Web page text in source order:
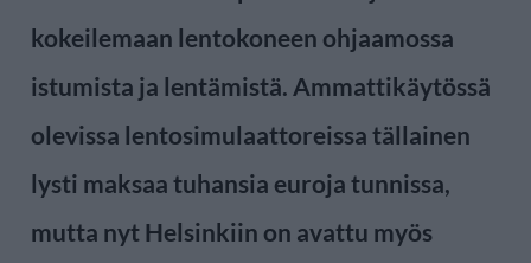
kokeilemaan lentokoneen ohjaamossa
istumista ja lentämistä. Ammattikäytössä
olevissa lentosimulaattoreissa tällainen
lysti maksaa tuhansia euroja tunnissa,
mutta nyt Helsinkiin on avattu myös